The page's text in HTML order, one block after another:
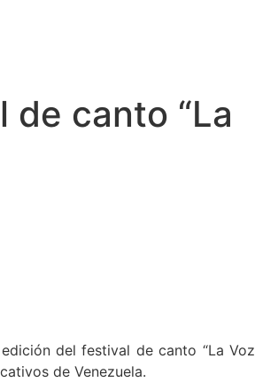
canto “La
del festival de canto “La Voz
de Venezuela.